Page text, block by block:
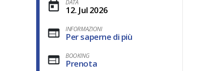
DATA
12. Jul 2026
INFORMAZIONI
Per saperne di più
BOOKING
Prenota